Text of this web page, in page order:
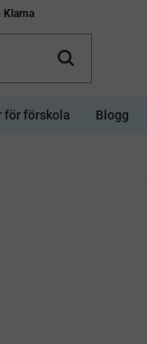
Klarna
för förskola Blogg